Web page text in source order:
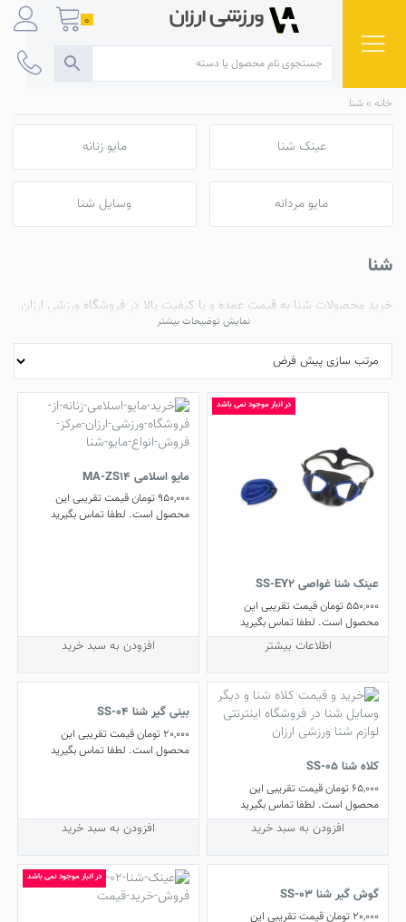
content
0
خانه » شنا
عینک شنا مایو زنانه
مایو مردانه وسایل شنا
شنا
خرید محصولات شنا به قیمت عمده و با کیفیت بالا در فروشگاه ورزشی ارزان.
کلاه شنا ، بینی گیر و گوش گیر،عینک شنا، انواع
(مردانهوزنانه) واسترچ(مایو سونایی، پادار،مایو اسلامی،مایو دو تیکه) ،
انواع کفش و فین شنا
نمایش توضیحات بیشتر
در انبار موجود نمی باشد
عینک شنا غواصی SS-EY2
550,000تومانقیمت تقریبی این
محصول است. لطفا تماس بگیرید
اطلاعات بیشتر
مایو اسلامی MA-ZS14
950,000تومانقیمت تقریبی این
محصول است. لطفا تماس بگیرید
افزودن به سبد خرید
کلاه شنا SS-05
65,000 تومانقیمت تقریبی این
محصول است. لطفا تماس بگیرید
افزودن به سبد خرید
بینی‌ گیر شنا SS-04
20,000 تومانقیمت تقریبی این
محصول است. لطفا تماس بگیرید
افزودن به سبد خرید
گوش گیر شنا SS-03
20,000 تومانقیمت تقریبی این
در انبار موجود نمی باشد